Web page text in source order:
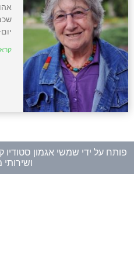
פותח על ידי שמשי אגמון סטודיו